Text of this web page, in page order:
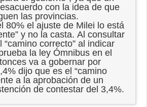
con la idea de que
las provincias.
80% el ajuste de Milei lo está
y no la casta. Al consultar
“camino correcto” al indicar
la ley Ómnibus en el
va a gobernar por
dijo que es el “camino
a la aprobación de un
de contestar del 3,4%.